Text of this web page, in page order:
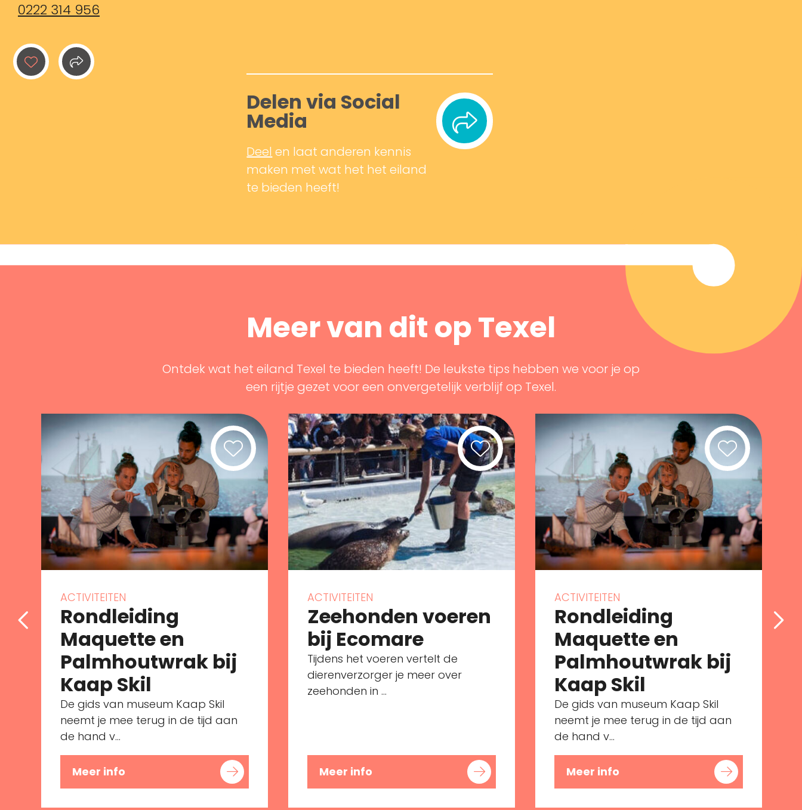
0222 314 956
Delen via Social
Media
Deel en laat anderen kennis
maken met wat het het eiland
te bieden heeft!
Meer van dit op Texel
Ontdek wat het eiland Texel te bieden heeft! De leukste tips hebben we voor je op
een rijtje gezet voor een onvergetelijk verblijf op Texel.
ACTIVITEITEN
Rondleiding
Maquette en
Palmhoutwrak bij
Kaap Skil
De gids van museum Kaap Skil
neemt je mee terug in de tijd aan
de hand v...
Meer info
ACTIVITEITEN
Zeehonden voeren
bij Ecomare
Tijdens het voeren vertelt de
dierenverzorger je meer over
zeehonden in ...
Meer info
ACTIVITEITEN
Rondleiding
Maquette en
Palmhoutwrak bij
Kaap Skil
De gids van museum Kaap Skil
neemt je mee terug in de tijd aan
de hand v...
Meer info